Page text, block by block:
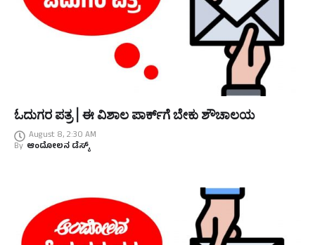
ಓದುಗರ ಪತ್ರ | ಈ ವಿಶಾಲ ಪಾರ್ಕ್‌ಗೆ ಬೇಕು ಶೌಚಾಲಯ
August 8, 2:30 AM
By ಆಂದೋಲನ ಡೆಸ್ಕ್